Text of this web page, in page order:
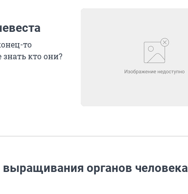
то
кто они?
органов человека